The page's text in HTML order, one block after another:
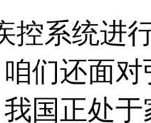
控系统进
们还面
国正处